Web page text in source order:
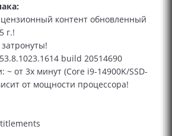
контент обновленный
г.!
build 20514690
~ от 3х минут (Core i9-14900K/SSD-
от мощности процессора!